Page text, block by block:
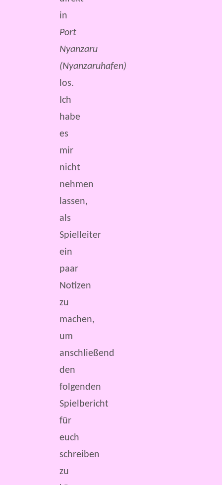
in
Port
Nyanzaru
(Nyanzaruhafen)
los.
Ich
habe
es
mir
nicht
nehmen
lassen,
als
Spielleiter
ein
paar
Notizen
zu
machen,
um
anschließend
den
folgenden
Spielbericht
für
euch
schreiben
zu